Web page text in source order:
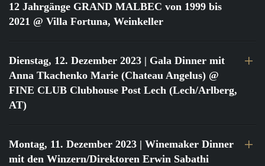
12 Jahrgänge GRAND MALBEC von 1999 bis
2021 @ Villa Fortuna, Weinkeller
Dienstag, 12. Dezember 2023 | Gala Dinner mit
Anna Tkachenko Marie (Chateau Angelus) @
FINE CLUB Clubhouse Post Lech (Lech/Arlberg,
AT)
Montag, 11. Dezember 2023 | Winemaker Dinner
mit den Winzern/Direktoren Erwin Sabathi